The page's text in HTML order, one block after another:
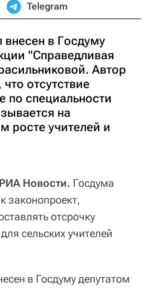
Telegram
в Госдуму
"Справедливая
Автор
отсутствие
по специальности
на
росте учителей и
Новости. Госдума
законопроект,
отсрочку
сельских учителей
в Госдуму депутатом